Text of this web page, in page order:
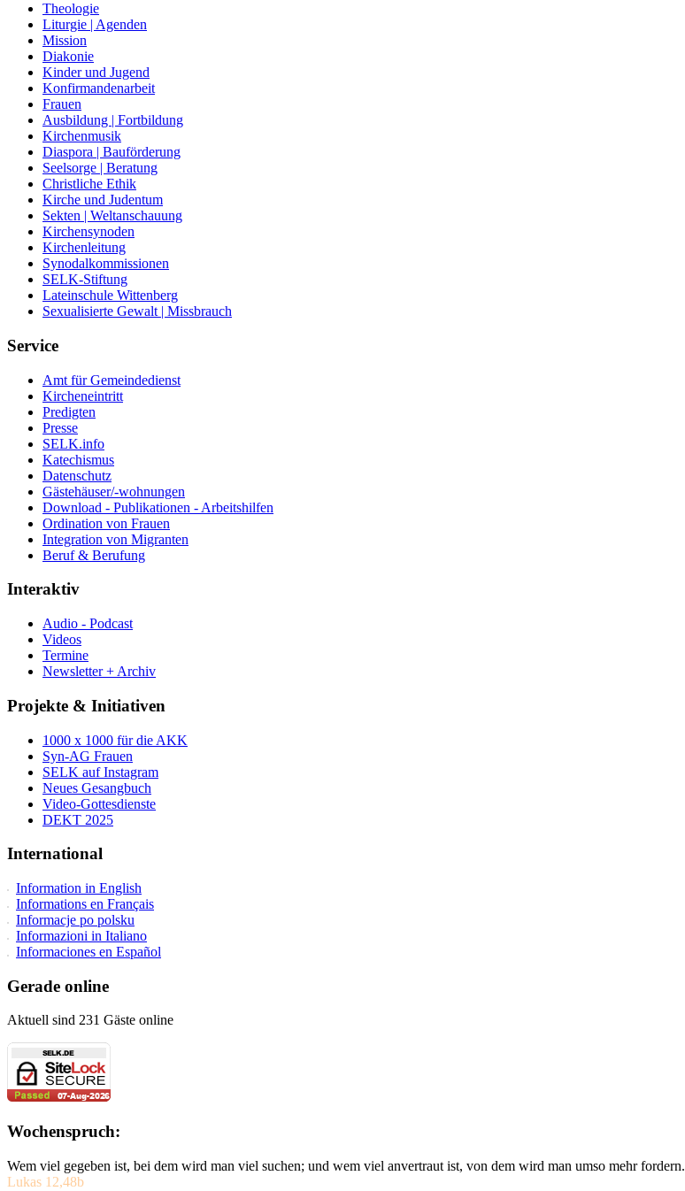
Theologie
Liturgie | Agenden
Mission
Diakonie
Kinder und Jugend
Konfirmandenarbeit
Frauen
Ausbildung | Fortbildung
Kirchenmusik
Diaspora | Bauförderung
Seelsorge | Beratung
Christliche Ethik
Kirche und Judentum
Sekten | Weltanschauung
Kirchensynoden
Kirchenleitung
Synodalkommissionen
SELK-Stiftung
Lateinschule Wittenberg
Sexualisierte Gewalt | Missbrauch
Service
Amt für Gemeindedienst
Kircheneintritt
Predigten
Presse
SELK.info
Katechismus
Datenschutz
Gästehäuser/-wohnungen
Download - Publikationen - Arbeitshilfen
Ordination von Frauen
Integration von Migranten
Beruf & Berufung
Interaktiv
Audio - Podcast
Videos
Termine
Newsletter + Archiv
Projekte & Initiativen
1000 x 1000 für die AKK
Syn-AG Frauen
SELK auf Instagram
Neues Gesangbuch
Video-Gottesdienste
DEKT 2025
International
Information in English
Informations en Français
Informacje po polsku
Informazioni in Italiano
Informaciones en Español
Gerade online
Aktuell sind 231 Gäste online
Wochenspruch:
Wem viel gegeben ist, bei dem wird man viel suchen; und wem viel anvertraut ist, von dem wird man umso mehr fordern.
Lukas 12,48b